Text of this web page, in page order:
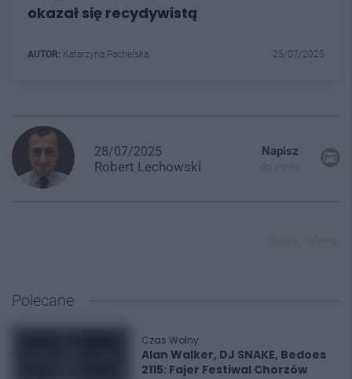
okazał się recydywistą
AUTOR: Katarzyna Pachelska 25/07/2025
28/07/2025
Robert Lechowski
Napisz
Polecane
Czas Wolny
Alan Walker, DJ SNAKE, Bedoes
2115: Fajer Festiwal Chorzów